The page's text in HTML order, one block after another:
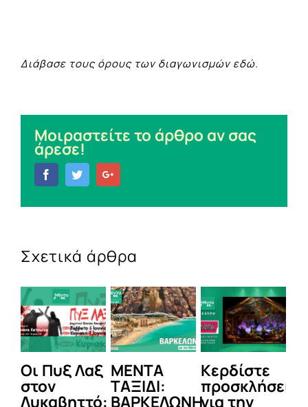
Διάβασε τους όρους των διαγωνισμών εδώ.
Μοιραστείτε το άρθρο αν σας
άρεσε!
FacebookTwitter
Σχετικά άρθρα
Οι Πυξ Λαξ
στον
Λυκαβηττό:
ΜΕΝΤΑ
ΤΑΞΙΔΙ:
ΒΑΡΚΕΛΩΝΗ
Κερδίστε
προσκλήσεις
για την